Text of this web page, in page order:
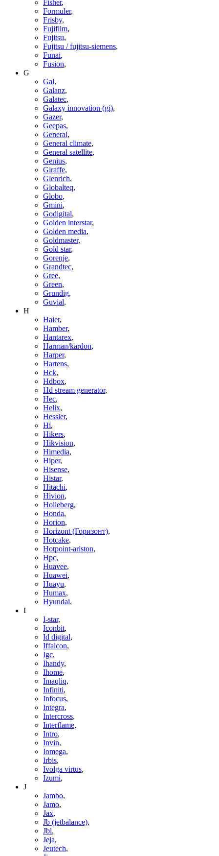
Fisher,
Formuler,
Frisby,
Fujifilm,
Fujitsu,
Fujitsu / fujitsu-siemens,
Funai,
Fusion,
G
Gal,
Galanz,
Galatec,
Galaxy innovation (gi),
Gazer,
Geepas,
General,
General climate,
General satellite,
Genius,
Giraffe,
Glenrich,
Globalteq,
Globo,
Gmini,
Godigital,
Golden interstar,
Golden media,
Goldmaster,
Gold star,
Gorenje,
Grandtec,
Gree,
Green,
Grundig,
Guvial,
H
Haier,
Hamber,
Hantarex,
Harman/kardon,
Harper,
Hartens,
Hck,
Hdbox,
Hd stream generator,
Hec,
Helix,
Hessler,
Hi,
Hikers,
Hikvision,
Himedia,
Hiper,
Hisense,
Histar,
Hitachi,
Hivion,
Holleberg,
Honda,
Horion,
Horizont (Горизонт),
Hotcake,
Hotpoint-ariston,
Hpc,
Huavee,
Huawei,
Huayu,
Humax,
Hyundai,
I
I-star,
Iconbit,
Id digital,
Iffalcon,
Igc,
Ihandy,
Ihome,
Imaqliq,
Infiniti,
Infocus,
Integra,
Intercross,
Interflame,
Intro,
Invin,
Iomega,
Irbis,
Ivolga virtus,
Izumi,
J
Jambo,
Jamo,
Jax,
Jb (jetbalance),
Jbl,
Jeja,
Jeutech,